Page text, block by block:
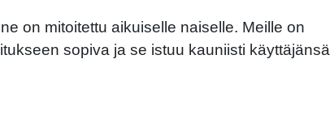
on mitoitettu aikuiselle naiselle. Meille on
sopiva ja se istuu kauniisti käyttäjänsä